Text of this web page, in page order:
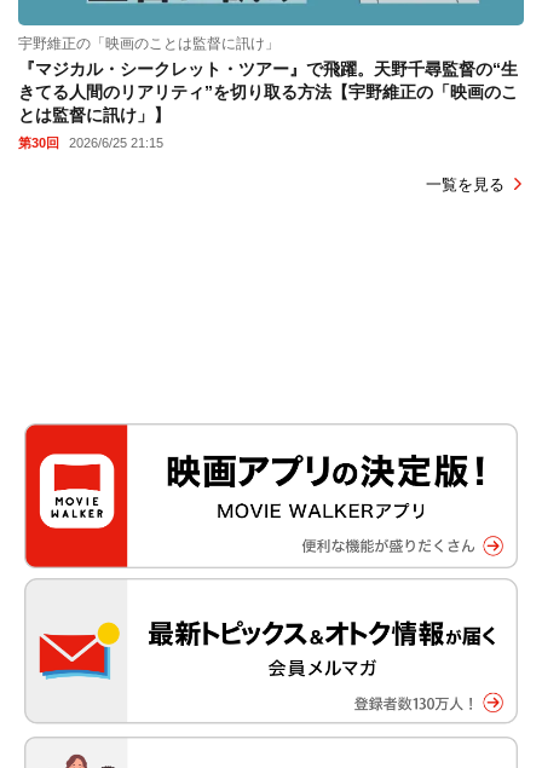
宇野維正の「映画のことは監督に訊け」
『マジカル・シークレット・ツアー』で飛躍。天野千尋監督の“生
きてる人間のリアリティ”を切り取る方法【宇野維正の「映画のこ
とは監督に訊け」】
第30回 2026/6/25 21:15
一覧を見る